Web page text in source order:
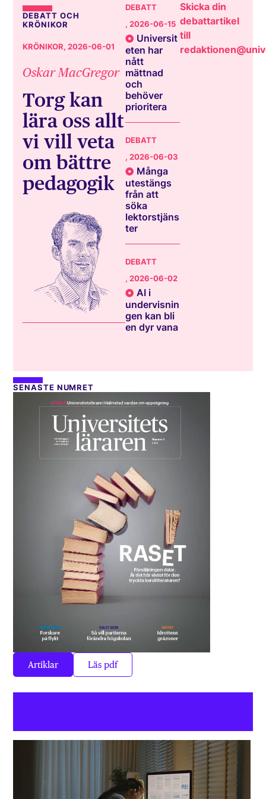
DEBATT OCH
KRÖNIKOR
KRÖNIKOR, 2026-06-01
Oskar MacGregor
Torg kan
lära oss allt
vi vill veta
om bättre
pedagogik
DEBATT
, 2026-06-15
Universit
eten har
nått
mättnad
och
behöver
prioritera
DEBATT
, 2026-06-03
Många
utestängs
från att
söka
lektorstjäns
ter
DEBATT
, 2026-06-02
AI i
undervisnin
gen kan bli
en dyr vana
Skicka din
debattartikel
till
SENASTE NUMRET
Artiklar Läs pdf